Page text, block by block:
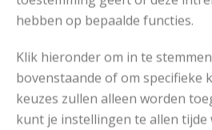
hebben op bepaalde functies.
Klik hieronder om in te
bovenstaande of om specifieke
keuzes zullen alleen worden
kunt je instellingen te allen